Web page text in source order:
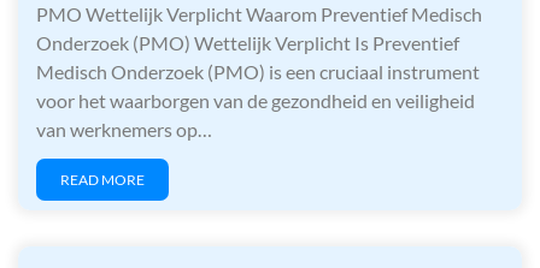
PMO Wettelijk Verplicht Waarom Preventief Medisch
Onderzoek (PMO) Wettelijk Verplicht Is Preventief
Medisch Onderzoek (PMO) is een cruciaal instrument
voor het waarborgen van de gezondheid en veiligheid
van werknemers op…
READ MORE